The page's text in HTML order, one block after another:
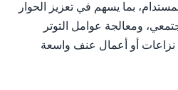
بما يسهم في تعزيز الحوار
ومعالجة عوامل التوتر
نزاعات أو أعمال عنف واسعة